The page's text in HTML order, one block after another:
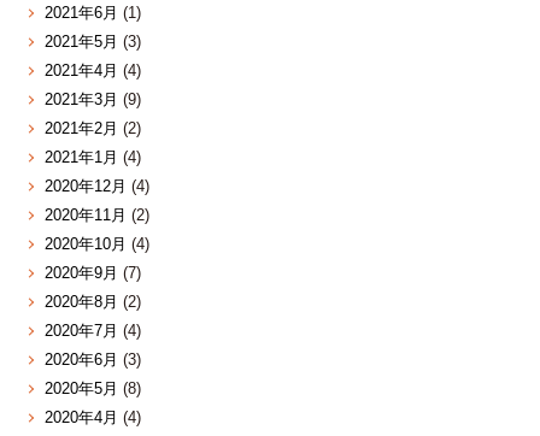
2021年6月 (1)
2021年5月 (3)
2021年4月 (4)
2021年3月 (9)
2021年2月 (2)
2021年1月 (4)
2020年12月 (4)
2020年11月 (2)
2020年10月 (4)
2020年9月 (7)
2020年8月 (2)
2020年7月 (4)
2020年6月 (3)
2020年5月 (8)
2020年4月 (4)